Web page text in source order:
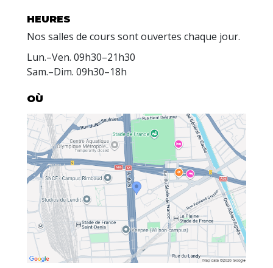
HEURES
Nos salles de cours sont ouvertes chaque jour.
Lun.–Ven. 09h30–21h30
Sam.–Dim. 09h30–18h
OÙ